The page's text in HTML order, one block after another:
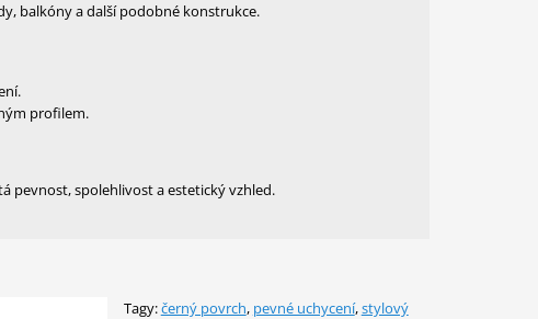
balkóny a další podobné konstrukce.
profilem.
pevnost, spolehlivost a estetický vzhled.
Tagy:černý povrch, pevné uchycení,stylový